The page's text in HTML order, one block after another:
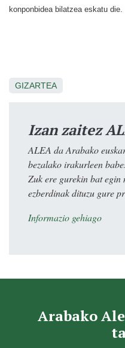
konponbidea bilatzea eskatu die.
GIZARTEA
Izan zaitez
ALEA da Arabako
bezalako irakurleen
Zuk ere gurekin bat
ezberdinak dituzu gure
Informazio gehiago
Arabako